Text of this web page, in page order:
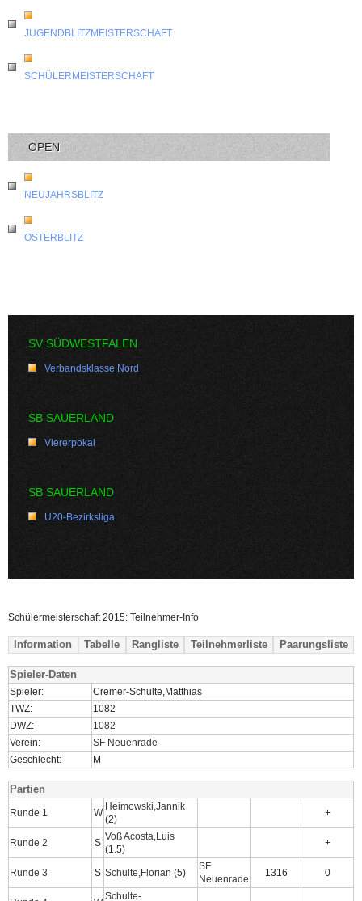
JUGENDBLITZMEISTERSCHAFT
SCHÜLERMEISTERSCHAFT
OPEN
NEUJAHRSBLITZ
OSTERBLITZ
SV SÜDWESTFALEN
Verbandsklasse Nord
SB SAUERLAND
Viererpokal
SB SAUERLAND
U20-Bezirksliga
Schülermeisterschaft 2015: Teilnehmer-Info
Information Tabelle Rangliste Teilnehmerliste Paarungsliste
Spieler-Daten
Spieler:
Cremer-Schulte,Matthias
TWZ:
1082
DWZ:
1082
Verein:
SF Neuenrade
Geschlecht:
M
Partien
Runde 1 W
Heimowski,Jannik
(2)
+
Runde 2 S
Voß Acosta,Luis
(1.5)
+
Runde 3 S Schulte,Florian (5)
SF
Neuenrade
1316 0
Schulte-